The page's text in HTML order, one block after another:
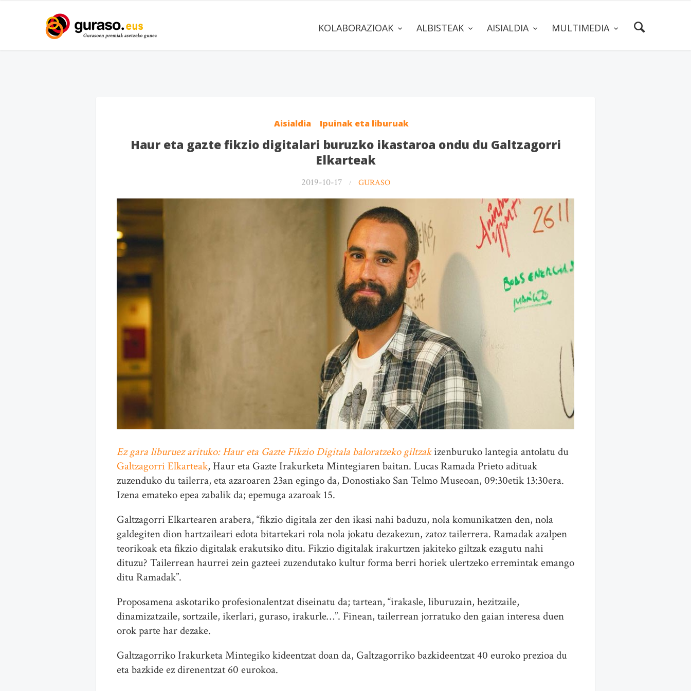
KOLABORAZIOAK ALBISTEAK AISIALDIA MULTIMEDIA
Aisialdia Ipuinak eta liburuak
Haur eta gazte fikzio digitalari buruzko ikastaroa ondu du Galtzagorri
Elkarteak
2019-10-17 GURASO
Ez gara liburuez arituko: Haur eta Gazte Fikzio Digitala baloratzeko giltzakizenburuko lantegia antolatu du
Galtzagorri Elkarteak, Haur eta Gazte Irakurketa Mintegiaren baitan. Lucas Ramada Prieto adituak
zuzenduko du tailerra, eta azaroaren 23an egingo da, Donostiako San Telmo Museoan, 09:30etik 13:30era.
Izena emateko epea zabalik da; epemuga azaroak 15.
Galtzagorri Elkartearen arabera, “fikzio digitala zer den ikasi nahi baduzu, nola komunikatzen den, nola
galdegiten dion hartzaileari edota bitartekari rola nola jokatu dezakezun, zatoz tailerrera. Ramadak azalpen
teorikoak eta fikzio digitalak erakutsiko ditu. Fikzio digitalak irakurtzen jakiteko giltzak ezagutu nahi
dituzu? Tailerrean haurrei zein gazteei zuzendutako kultur forma berri horiek ulertzeko erremintak emango
ditu Ramadak”.
Proposamena askotariko profesionalentzat diseinatu da; tartean, “irakasle, liburuzain, hezitzaile,
dinamizatzaile, sortzaile, ikerlari, guraso, irakurle…”. Finean, tailerrean jorratuko den gaian interesa duen
orok parte har dezake.
Galtzagorriko Irakurketa Mintegiko kideentzat doan da, Galtzagorriko bazkideentzat 40 euroko prezioa du
eta bazkide ez direnentzat 60 eurokoa.